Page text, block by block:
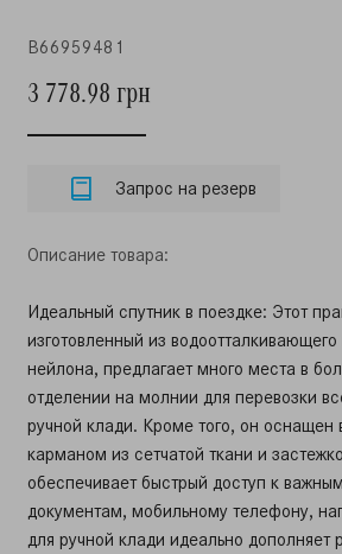
B66959481
3 778.98 грн
Запрос на резерв
Описание товара:
Идеальный спутник в поездке: Этот
изготовленный из водоотталкивающего
нейлона, предлагает много места в
отделении на молнии для перевозки
ручной клади. Кроме того, он оснащен
карманом из сетчатой ​​ткани и
обеспечивает быстрый доступ к
документам, мобильному телефону,
для ручной клади идеально дополняет